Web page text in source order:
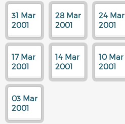
31 Mar
2001
28 Mar
2001
24 Mar
2001
17 Mar
2001
14 Mar
2001
10 Mar
2001
03 Mar
2001